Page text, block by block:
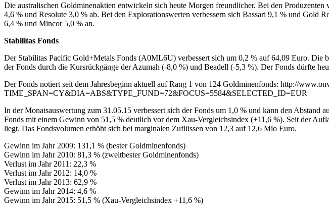
Die australischen Goldminenaktien entwickeln sich heute Morgen freundlicher. Bei den
4,6 % und Resolute 3,0 % ab. Bei den Explorationswerten verbessern sich Bassari 9,1 % und
6,4 % und Mincor 5,0 % an.
Stabilitas Fonds
Der Stabilitas Pacific Gold+Metals Fonds (A0ML6U) verbessert sich um 0,2 % auf 64,09 Euro.
der Fonds durch die Kursrückgänge der Azumah (-8,0 %) und Beadell (-5,3 %). Der Fonds dürfte
Der Fonds notiert seit dem Jahresbeginn aktuell auf Rang 1 von 124 Goldminenfonds: http://
TIME_SPAN=CY&DIA=ABS&TYPE_FUND=72&FOCUS=5584&SELECTED_ID=EUR
In der Monatsauswertung zum 31.05.15 verbessert sich der Fonds um 1,0 % und kann den
Fonds mit einem Gewinn von 51,5 % deutlich vor dem Xau-Vergleichsindex (+11,6 %). Seit der
liegt. Das Fondsvolumen erhöht sich bei marginalen Zuflüssen von 12,3 auf 12,6 Mio Euro.
Gewinn im Jahr 2009: 131,1 % (bester Goldminenfonds)
Gewinn im Jahr 2010: 81,3 % (zweitbester Goldminenfonds)
Verlust im Jahr 2011: 22,3 %
Verlust im Jahr 2012: 14,0 %
Verlust im Jahr 2013: 62,9 %
Gewinn im Jahr 2014: 4,6 %
Gewinn im Jahr 2015: 51,5 % (Xau-Vergleichsindex +11,6 %)